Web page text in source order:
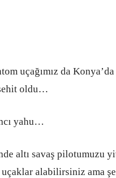
uçağımız da
oldu…
yahu…
altı savaş pilotumuzu
alabilirsiniz ama